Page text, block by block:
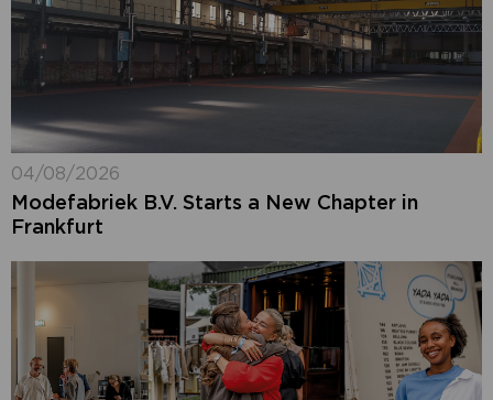
04/08/2026
Modefabriek B.V. Starts a New Chapter in
Frankfurt